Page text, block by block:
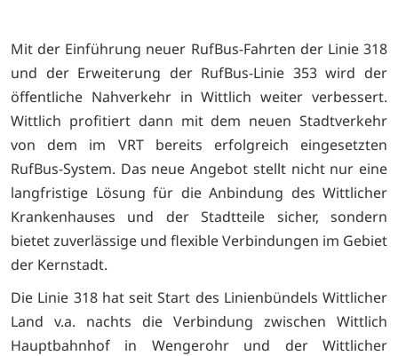
Mit der Einführung neuer RufBus-Fahrten der Linie 318
und der Erweiterung der RufBus-Linie 353 wird der
öffentliche Nahverkehr in Wittlich weiter verbessert.
Wittlich profitiert dann mit dem neuen Stadtverkehr
von dem im VRT bereits erfolgreich eingesetzten
RufBus-System. Das neue Angebot stellt nicht nur eine
langfristige Lösung für die Anbindung des Wittlicher
Krankenhauses und der Stadtteile sicher, sondern
bietet zuverlässige und flexible Verbindungen im Gebiet
der Kernstadt.
Die Linie 318 hat seit Start des Linienbündels Wittlicher
Land v.a. nachts die Verbindung zwischen Wittlich
Hauptbahnhof in Wengerohr und der Wittlicher